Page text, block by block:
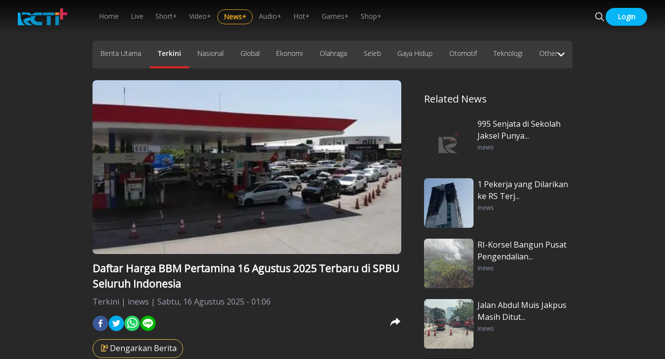
Home Live Short+ Video+ News+ Audio+ Hot+ Games+ Shop+ Login
Berita Utama Terkini Nasional Global Ekonomi Olahraga Seleb Gaya Hidup Otomotif Teknologi Other
Daftar Harga BBM Pertamina 16 Agustus 2025 Terbaru di SPBU
Seluruh Indonesia
Terkini | inews | Sabtu, 16 Agustus 2025 - 01:06
Dengarkan Berita
Related News
995 Senjata di Sekolah
Jaksel Punya...
inews
1 Pekerja yang Dilarikan
ke RS Terj...
inews
RI-Korsel Bangun Pusat
Pengendalian...
inews
Jalan Abdul Muis Jakpus
Masih Ditut...
inews